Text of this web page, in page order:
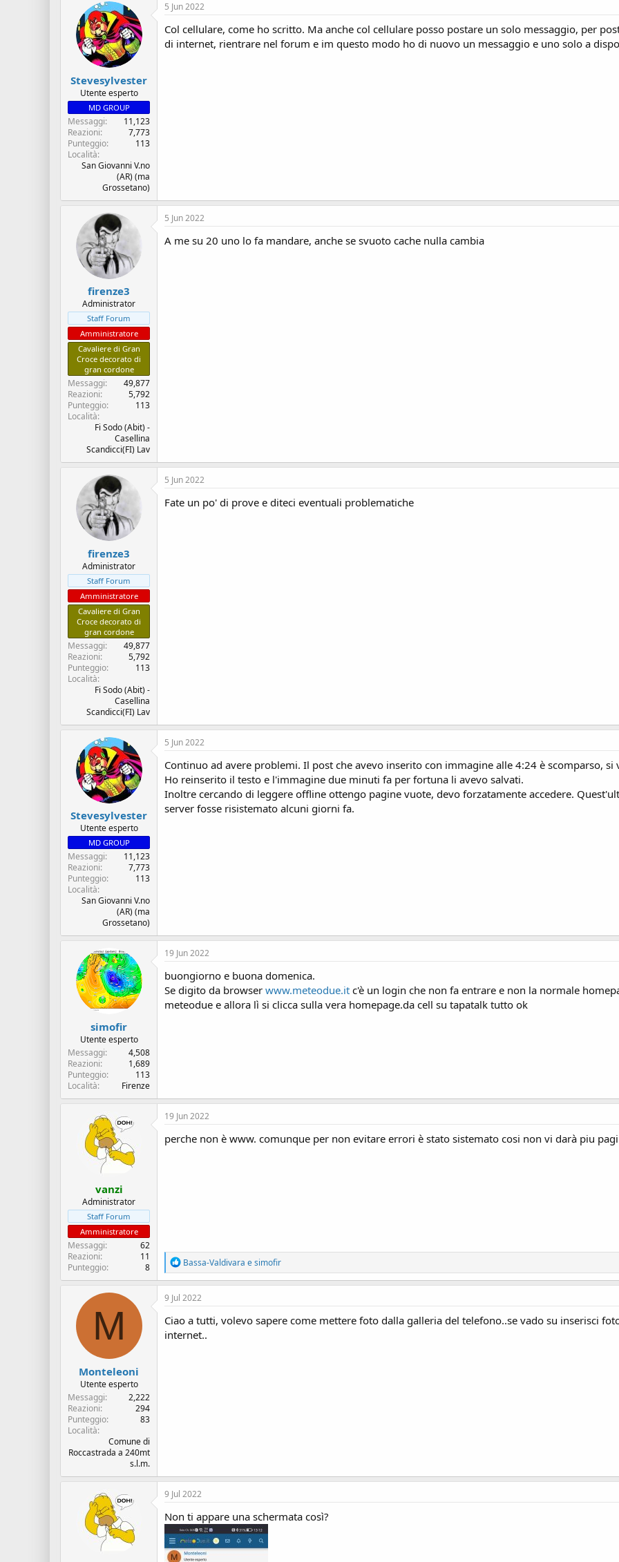
Stevesylvester
Utente esperto
MD GROUP
Messaggi
11,123
Reazioni
7,773
Punteggio
113
Località
San Giovanni V.no
(AR) (ma
Grossetano)
5 Jun 2022
Col cellulare, come ho scritto. Ma anche col cellulare posso postare un solo messaggio, per
di internet, rientrare nel forum e im questo modo ho di nuovo un messaggio e uno solo a
firenze3
Administrator
Staff Forum
Amministratore
Cavaliere di Gran
Croce decorato di
gran cordone
Messaggi
49,877
Reazioni
5,792
Punteggio
113
Località
Fi Sodo (Abit) -
Casellina
Scandicci(FI) Lav
5 Jun 2022
A me su 20 uno lo fa mandare, anche se svuoto cache nulla cambia
firenze3
Administrator
Staff Forum
Amministratore
Cavaliere di Gran
Croce decorato di
gran cordone
Messaggi
49,877
Reazioni
5,792
Punteggio
113
Località
Fi Sodo (Abit) -
Casellina
Scandicci(FI) Lav
5 Jun 2022
Fate un po' di prove e diteci eventuali problematiche
Stevesylvester
Utente esperto
MD GROUP
Messaggi
11,123
Reazioni
7,773
Punteggio
113
Località
San Giovanni V.no
(AR) (ma
Grossetano)
5 Jun 2022
Continuo ad avere problemi. Il post che avevo inserito con immagine alle 4:24 è scomparso,
Ho reinserito il testo e l'immagine due minuti fa per fortuna li avevo salvati.
Inoltre cercando di leggere offline ottengo pagine vuote, devo forzatamente accedere.
server fosse risistemato alcuni giorni fa.
simofir
Utente esperto
Messaggi
4,508
Reazioni
1,689
Punteggio
113
Località
Firenze
19 Jun 2022
buongiorno e buona domenica.
Se digito da browser www.meteodue.it c'è un login che non fa entrare e non la normale
meteodue e allora lì si clicca sulla vera homepage.da cell su tapatalk tutto ok
vanzi
Administrator
Staff Forum
Amministratore
Messaggi
62
Reazioni
11
Punteggio
8
19 Jun 2022
perche non è www. comunque per non evitare errori è stato sistemato cosi non vi darà piu
R
e
a
z
o
n
i
Bassa-Valdivara esimofir
M
Monteleoni
Utente esperto
Messaggi
2,222
Reazioni
294
Punteggio
83
Località
Comune di
Roccastrada a 240mt
s.l.m.
9 Jul 2022
Ciao a tutti, volevo sapere come mettere foto dalla galleria del telefono..se vado su inserisci
internet..
9 Jul 2022
Non ti appare una schermata così?